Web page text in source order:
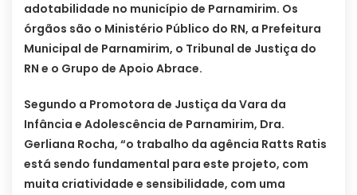
adotabilidade no município de Parnamirim. Os
órgãos são o Ministério Público do RN, a Prefeitura
Municipal de Parnamirim, o Tribunal de Justiça do
RN e o Grupo de Apoio Abrace.
Segundo a Promotora de Justiça da Vara da
Infância e Adolescência de Parnamirim, Dra.
Gerliana Rocha, “o trabalho da agência Ratts Ratis
está sendo fundamental para este projeto, com
muita criatividade e sensibilidade, com uma